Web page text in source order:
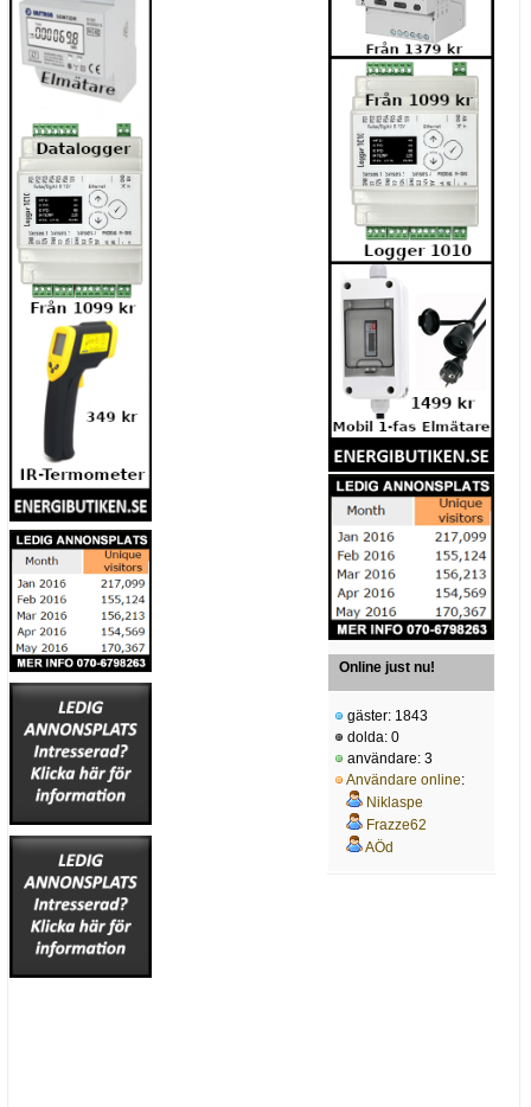
Online just nu!
gäster: 1843
dolda: 0
användare: 3
Användare online:
Niklaspe
Frazze62
AÖd